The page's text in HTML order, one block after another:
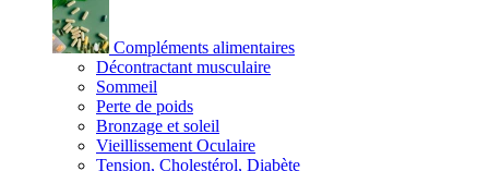
Compléments alimentaires
Décontractant musculaire
Sommeil
Perte de poids
Bronzage et soleil
Vieillissement Oculaire
Tension, Cholestérol, Diabète